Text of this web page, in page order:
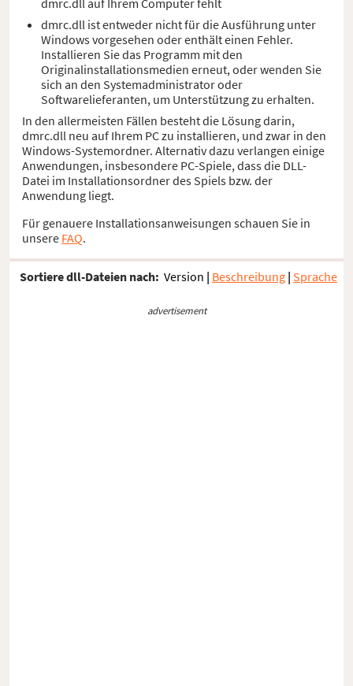
dmrc.dll ist entweder nicht für die Ausführung unter
Windows vorgesehen oder enthält einen Fehler.
Installieren Sie das Programm mit den
Originalinstallationsmedien erneut, oder wenden Sie
sich an den Systemadministrator oder
Softwarelieferanten, um Unterstützung zu erhalten.
In den allermeisten Fällen besteht die Lösung darin,
dmrc.dll neu auf Ihrem PC zu installieren, und zwar in den
Windows-Systemordner. Alternativ dazu verlangen einige
Anwendungen, insbesondere PC-Spiele, dass die DLL-
Datei im Installationsordner des Spiels bzw. der
Anwendung liegt.
Für genauere Installationsanweisungen schauen Sie in
unsere FAQ.
Sortiere dll-Dateien nach: Version | Beschreibung | Sprache
advertisement